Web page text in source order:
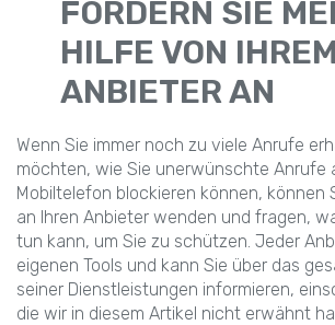
FORDERN SIE
HILFE VON IHREM
ANBIETER AN
Wenn Sie immer noch zu viele Anrufe
möchten, wie Sie unerwünschte Anrufe
Mobiltelefon blockieren können, können
an Ihren Anbieter wenden und fragen,
tun kann, um Sie zu schützen. Jeder
eigenen Tools und kann Sie über das
seiner Dienstleistungen informieren,
die wir in diesem Artikel nicht erwähnt